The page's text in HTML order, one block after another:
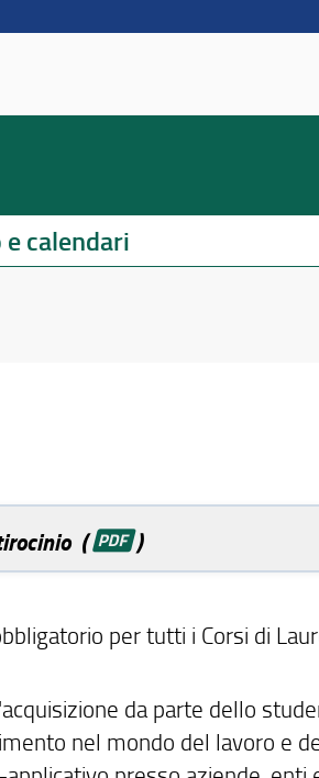
calendari
( )
per tutti i Corsi di
da parte dello
nel mondo del lavoro e